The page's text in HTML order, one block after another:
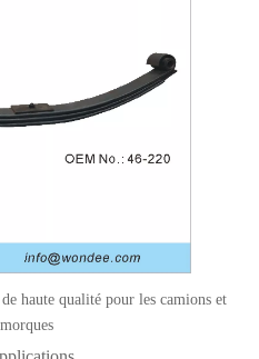
haute qualité pour les camions et